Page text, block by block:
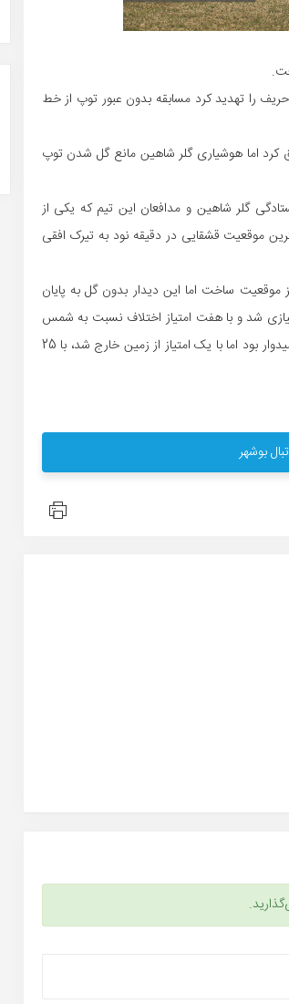
را تهدید کرد مسابقه بدون عبور توپ از خط
کرد اما هوشیاری گلر شاهین مانع گل شدن توپ
گلر شاهین و مدافعان این تیم که یکی از
موقعیت قشقایی در دقیقه نود به تیرک افقی
بار دیگر نیز موقعیت ساخت اما این دیدار بدون گل به پایان
با چنگ و دندان یک امتیاز گرفته باشد. با این نتیجه شاهین 9 امتیازی شد و با هفت امتیاز اختلاف نسبت به شمس
آذر در رده هفدهم باقی ماند. قشقایی نیز که به کسب سه امتیاز این بازی بسیار امیدوار بود اما با یک امتیاز از زمین خارج شد، با 25
بوشهر